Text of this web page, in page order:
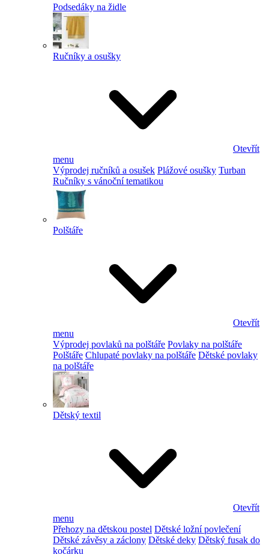
Podsedáky na židle
Ručníky a osušky
Otevřít
menu
Výprodej ručníků a osušek Plážové osušky Turban
Ručníky s vánoční tematikou
Polštáře
Otevřít
menu
Výprodej povlaků na polštáře Povlaky na polštáře
Polštáře Chlupaté povlaky na polštáře Dětské povlaky
na polštáře
Dětský textil
Otevřít
menu
Přehozy na dětskou postel Dětské ložní povlečení
Dětské závěsy a záclony Dětské deky Dětský fusak do
kočárku